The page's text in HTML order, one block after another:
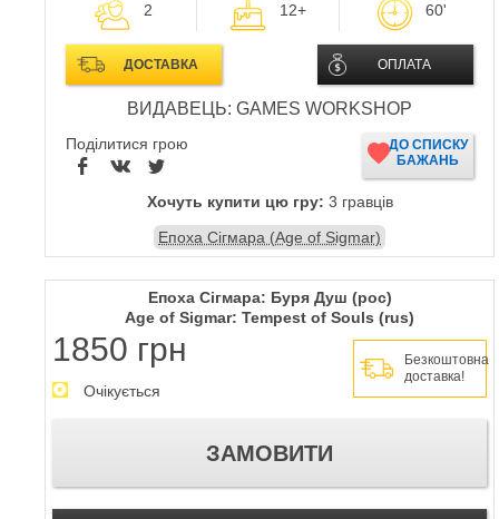
2 12+ 60'
ДОСТАВКА ОПЛАТА
ВИДАВЕЦЬ: GAMES WORKSHOP
Поділитися грою
ДО СПИСКУ
БАЖАНЬ
Хочуть купити цю гру: 3 гравців
Епоха Сігмара (Age of Sigmar)
Епоха Сігмара: Буря Душ (рос)
Age of Sigmar: Tempest of Souls (rus)
1850 грн
Безкоштовна
доставка!
Очікується